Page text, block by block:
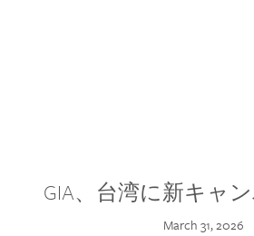
GIA、台湾に新キャ
March 31, 2026